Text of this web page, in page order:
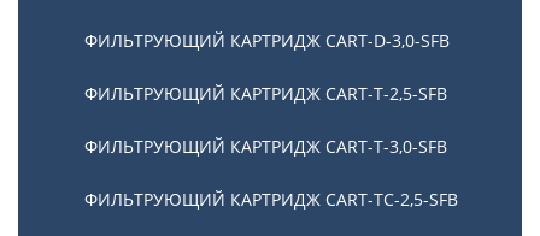
ФИЛЬТРУЮЩИЙ КАРТРИДЖ CART-D-3,0-SFB
ФИЛЬТРУЮЩИЙ КАРТРИДЖ CART-T-2,5-SFB
ФИЛЬТРУЮЩИЙ КАРТРИДЖ CART-T-3,0-SFB
ФИЛЬТРУЮЩИЙ КАРТРИДЖ CART-TC-2,5-SFB